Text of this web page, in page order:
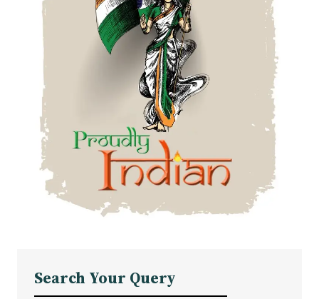
Search Your Query